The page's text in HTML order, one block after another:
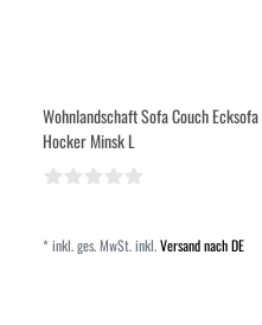
Wohnlandschaft Sofa Couch
Hocker Minsk L
*inkl. ges. MwSt.inkl.Versand nach DE